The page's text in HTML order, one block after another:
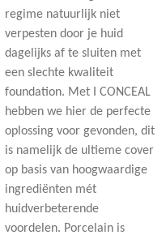
regime natuurlijk niet
verpesten door je huid
dagelijks af te sluiten met
een slechte kwaliteit
foundation. Met I CONCEAL
hebben we hier de perfecte
oplossing voor gevonden, dit
is namelijk de ultieme cover
op basis van hoogwaardige
ingrediënten mét
huidverbeterende
voordelen. Porcelain is